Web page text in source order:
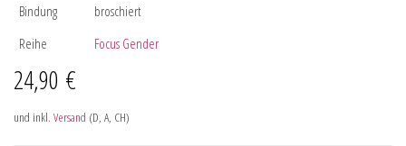
Bindung
broschiert
Reihe
Focus Gender
24,90 €
und inkl. Versand (D, A, CH)